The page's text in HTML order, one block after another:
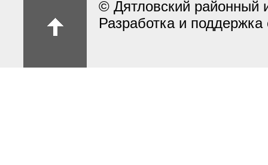
© Дятловский районный
Разработка и поддержка